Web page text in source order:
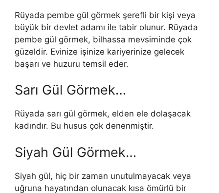
Rüyada pembe gül görmek şerefli bir kişi veya
büyük bir devlet adamı ile tabir olunur. Rüyada
pembe gül görmek, bilhassa mevsiminde çok
güzeldir. Evinize işinize kariyerinize gelecek
başarı ve huzuru temsil eder.
Sarı Gül Görmek…
Rüyada sarı gül görmek, elden ele dolaşacak
kadındır. Bu husus çok denenmiştir.
Siyah Gül Görmek…
Siyah gül, hiç bir zaman unutulmayacak veya
uğruna hayatından olunacak kısa ömürlü bir